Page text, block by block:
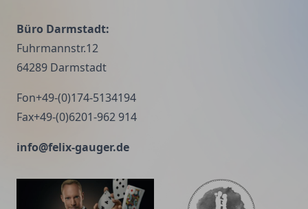
Büro Darmstadt:
Fuhrmannstr.12
64289 Darmstadt
Fon+49-(0)174-5134194
Fax+49-(0)6201-962 914
info@felix-gauger.de